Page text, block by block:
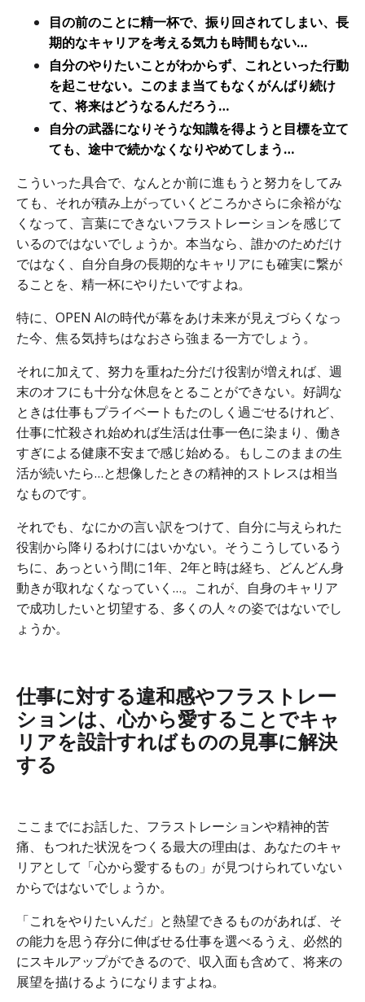
目の前のことに精一杯で、振り回されてしまい、長
期的なキャリアを考える気力も時間もない…
自分のやりたいことがわからず、これといった行動
を起こせない。このまま当てもなくがんばり続け
て、将来はどうなるんだろう…
自分の武器になりそうな知識を得ようと目標を立て
ても、途中で続かなくなりやめてしまう…
こういった具合で、なんとか前に進もうと努力をしてみ
ても、それが積み上がっていくどころかさらに余裕がな
くなって、言葉にできないフラストレーションを感じて
いるのではないでしょうか。本当なら、誰かのためだけ
ではなく、自分自身の長期的なキャリアにも確実に繋が
ることを、精一杯にやりたいですよね。
特に、OPEN AIの時代が幕をあけ未来が見えづらくなっ
た今、焦る気持ちはなおさら強まる一方でしょう。
それに加えて、努力を重ねた分だけ役割が増えれば、週
末のオフにも十分な休息をとることができない。好調な
ときは仕事もプライベートもたのしく過ごせるけれど、
仕事に忙殺され始めれば生活は仕事一色に染まり、働き
すぎによる健康不安まで感じ始める。もしこのままの生
活が続いたら…と想像したときの精神的ストレスは相当
なものです。
それでも、なにかの言い訳をつけて、自分に与えられた
役割から降りるわけにはいかない。そうこうしているう
ちに、あっという間に1年、2年と時は経ち、どんどん身
動きが取れなくなっていく…。これが、自身のキャリア
で成功したいと切望する、多くの人々の姿ではないでし
ょうか。
仕事に対する違和感やフラストレー
ションは、心から愛することでキャ
リアを設計すればものの見事に解決
する
ここまでにお話した、フラストレーションや精神的苦
痛、もつれた状況をつくる最大の理由は、あなたのキャ
リアとして「心から愛するもの」が見つけられていない
からではないでしょうか。
「これをやりたいんだ」と熱望できるものがあれば、そ
の能力を思う存分に伸ばせる仕事を選べるうえ、必然的
にスキルアップができるので、収入面も含めて、将来の
展望を描けるようになりますよね。